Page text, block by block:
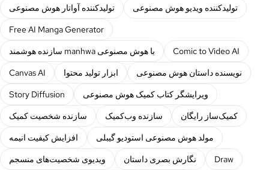
تولیدکننده آواتار هوش مصنوعی
تولیدکننده ویدیو هوش مصنوعی
Free AI Manga Generator
سازنده هوشمند manhwa با هوش مصنوعی
Comic to Video AI
Canvas AI
ابزار تولید محتوا
نویسنده داستان هوش مصنوعی
Story Diffusion
ویرایشگر کتاب کمیک هوش مصنوعی
سازنده شخصیت کمیک
سازنده وب‌کمیک
کمیک‌ساز رایگان
افزایش کیفیت انیمه
مولد هوش مصنوعی استودیو گیبلی
ویدیوی شخصیت‌های منسجم
نگارش بصری داستان
Draw